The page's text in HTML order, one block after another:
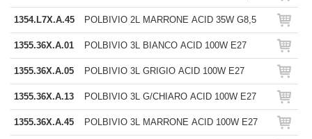
1354.L7X.A.45 POLBIVIO 2L MARRONE ACID 35W G8,5
1355.36X.A.01 POLBIVIO 3L BIANCO ACID 100W E27
1355.36X.A.05 POLBIVIO 3L GRIGIO ACID 100W E27
1355.36X.A.13 POLBIVIO 3L G/CHIARO ACID 100W E27
1355.36X.A.45 POLBIVIO 3L MARRONE ACID 100W E27